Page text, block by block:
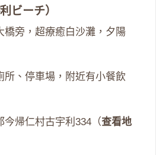
ビーチ）
橋旁，超療癒白沙灘，夕陽
所、停車場，附近有小餐飲
今帰仁村古宇利334（查看地